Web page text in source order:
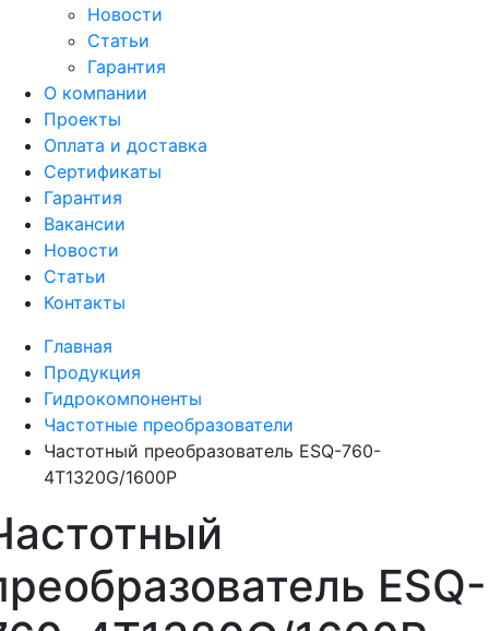
Новости
Статьи
Гарантия
О компании
Проекты
Оплата и доставка
Сертификаты
Гарантия
Вакансии
Новости
Статьи
Контакты
Главная
Продукция
Гидрокомпоненты
Частотные преобразователи
Частотный преобразователь ESQ-760-
4T1320G/1600P
ESQ-